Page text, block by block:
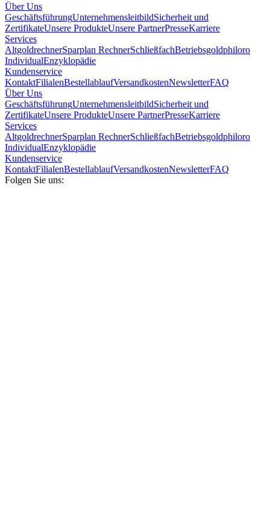
Über Uns
GeschäftsführungUnternehmensleitbildSicherheit und
ZertifikateUnsere ProdukteUnsere PartnerPresseKarriere
Services
AltgoldrechnerSparplan RechnerSchließfachBetriebsgoldphiloro
IndividualEnzyklopädie
Kundenservice
KontaktFilialenBestellablaufVersandkostenNewsletterFAQ
Über Uns
GeschäftsführungUnternehmensleitbildSicherheit und
ZertifikateUnsere ProdukteUnsere PartnerPresseKarriere
Services
AltgoldrechnerSparplan RechnerSchließfachBetriebsgoldphiloro
IndividualEnzyklopädie
Kundenservice
KontaktFilialenBestellablaufVersandkostenNewsletterFAQ
Folgen Sie uns: